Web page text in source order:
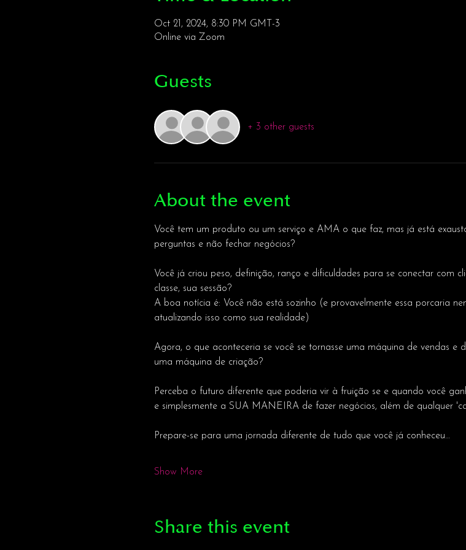
Oct 21, 2024, 8:30 PM GMT-3
Online via Zoom
Guests
+ 3 other guests
About the event
Você tem um produto ou um serviço e AMA o que faz, mas já está
perguntas e não fechar negócios?
Você já criou peso, definição, ranço e dificuldades para se conectar com
classe, sua sessão?
A boa notícia é: Você não está sozinho (e provavelmente essa porcaria
atualizando isso como sua realidade)
Agora, o que aconteceria se você se tornasse uma máquina de vendas e
uma máquina de criação?
Perceba o futuro diferente que poderia vir à fruição se e quando você
e simplesmente a SUA MANEIRA de fazer negócios, além de qualquer
Prepare-se para uma jornada diferente de tudo que você já conheceu…
Show More
Share this event